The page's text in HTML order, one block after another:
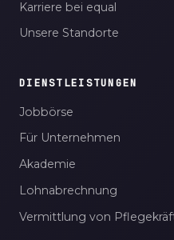
Karriere bei equal
Unsere Standorte
DIENSTLEISTUNGEN
Jobbörse
Für Unternehmen
Akademie
Lohnabrechnung
Vermittlung von